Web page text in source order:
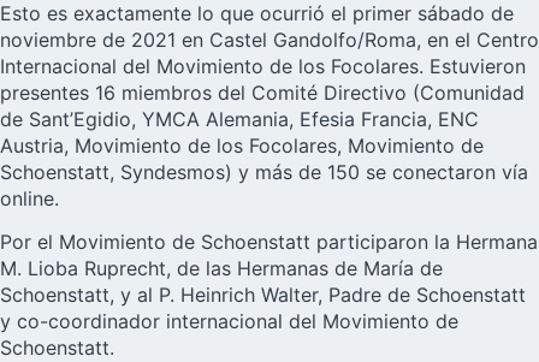
Esto es exactamente lo que ocurrió el primer sábado de
noviembre de 2021 en Castel Gandolfo/Roma, en el Centro
Internacional del Movimiento de los Focolares. Estuvieron
presentes 16 miembros del Comité Directivo (Comunidad
de Sant’Egidio, YMCA Alemania, Efesia Francia, ENC
Austria, Movimiento de los Focolares, Movimiento de
Schoenstatt, Syndesmos) y más de 150 se conectaron vía
online.
Por el Movimiento de Schoenstatt participaron la Hermana
M. Lioba Ruprecht, de las Hermanas de María de
Schoenstatt, y al P. Heinrich Walter, Padre de Schoenstatt
y co-coordinador internacional del Movimiento de
Schoenstatt.